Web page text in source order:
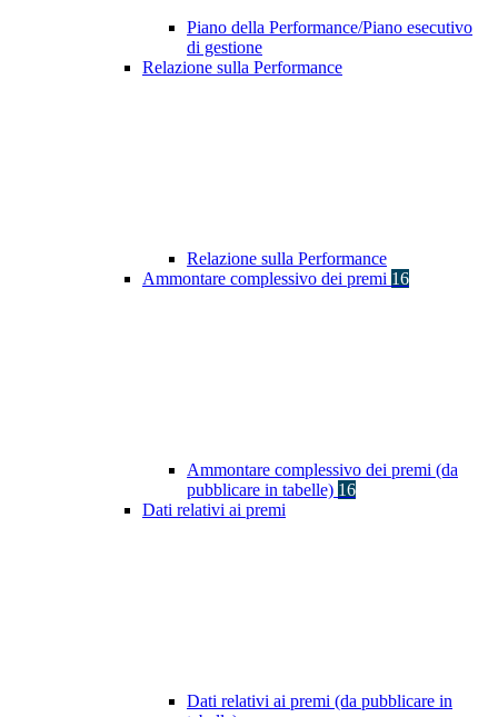
Piano della Performance/Piano esecutivo
di gestione
Relazione sulla Performance
Relazione sulla Performance
Ammontare complessivo dei premi 16
Ammontare complessivo dei premi (da
pubblicare in tabelle) 16
Dati relativi ai premi
Dati relativi ai premi (da pubblicare in